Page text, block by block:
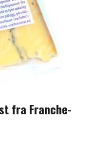
fra Franche-